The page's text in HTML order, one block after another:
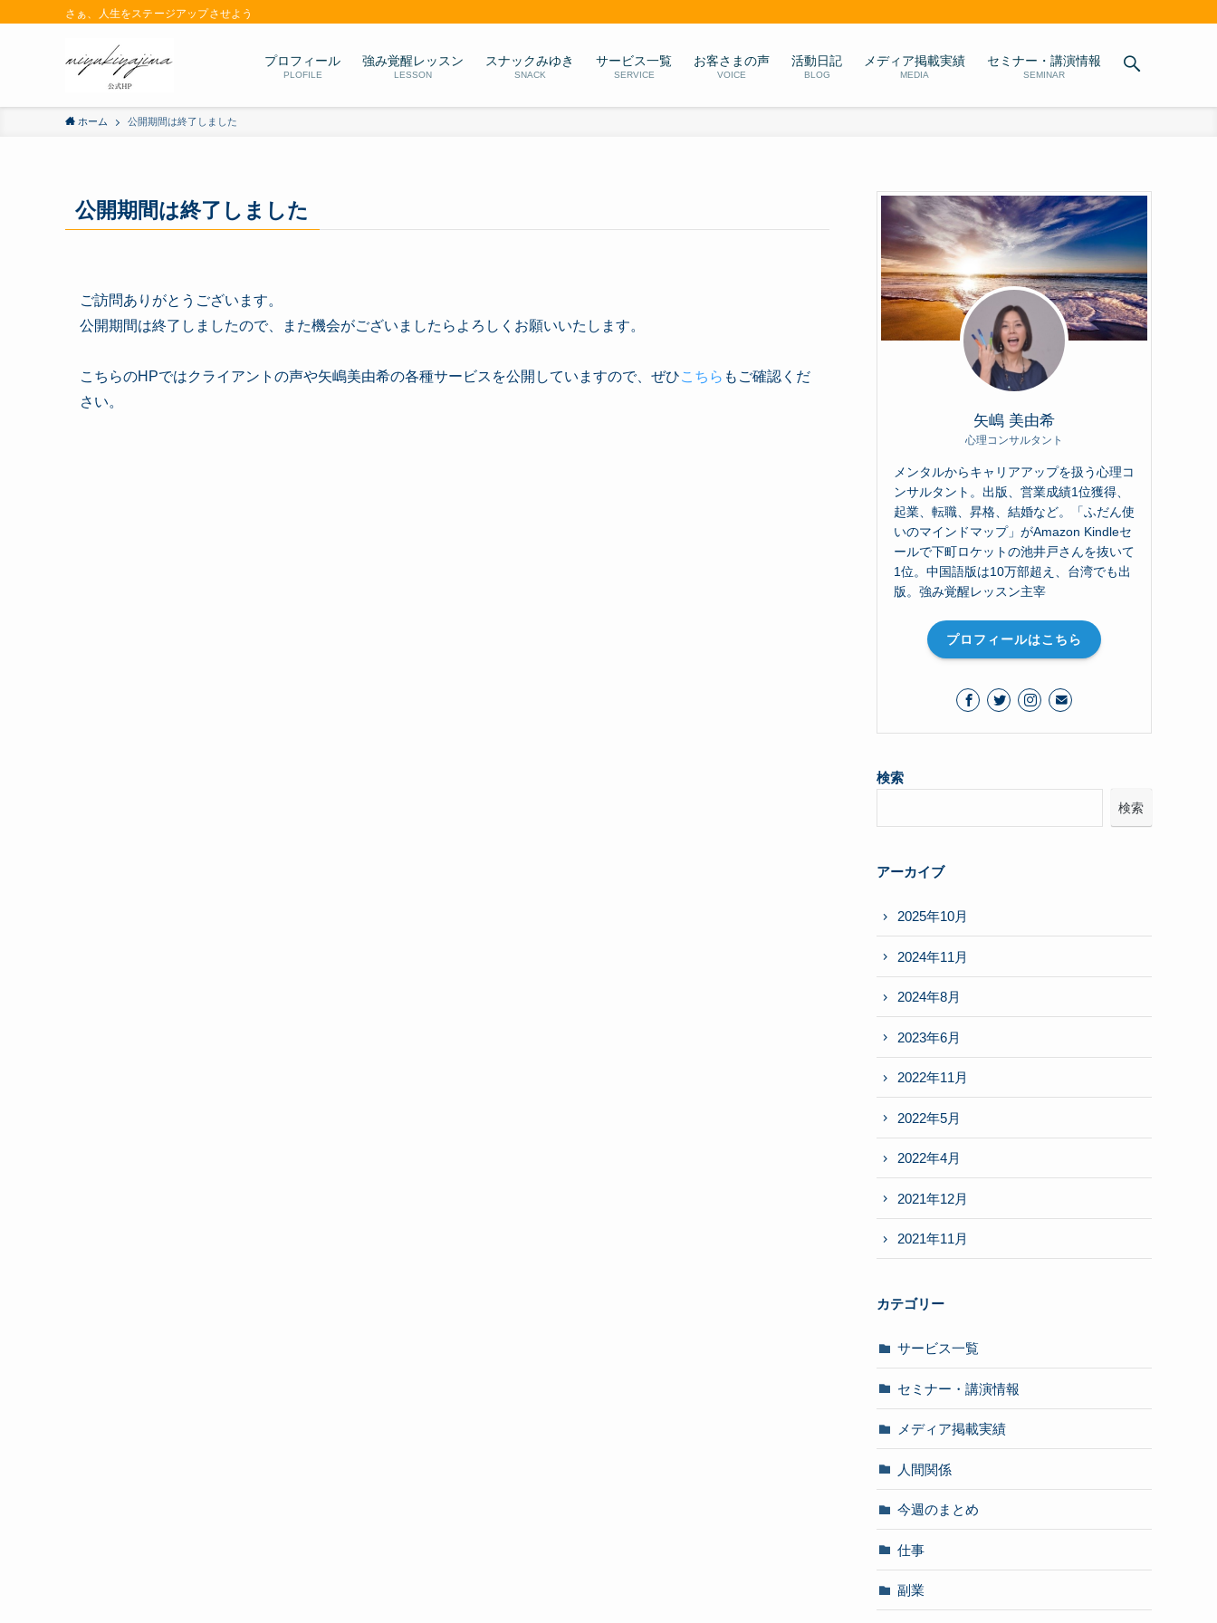
さぁ、人生をステージアップさせよう
プロフィール
PLOFILE
強み覚醒レッスン
LESSON
スナックみゆき
SNACK
サービス一覧
SERVICE
お客さまの声
VOICE
活動日記
BLOG
メディア掲載実績
MEDIA
セミナー・講演情報
SEMINAR
ホーム 公開期間は終了しました
公開期間は終了しました
ご訪問ありがとうございます。
公開期間は終了しましたので、また機会がございましたらよろしくお願いいたします。
こちらのHPではクライアントの声や矢嶋美由希の各種サービスを公開していますので、ぜひこちら もご確認くだ
さい。
矢嶋 美由希
心理コンサルタント
メンタルからキャリアアップを扱う心理コ
ンサルタント。出版、営業成績1位獲得、
起業、転職、昇格、結婚など。「ふだん使
いのマインドマップ」がAmazon Kindleセ
ールで下町ロケットの池井戸さんを抜いて
1位。中国語版は10万部超え、台湾でも出
版。強み覚醒レッスン主宰
プロフィールはこちら
検索
検索
アーカイブ
2025年10月
2024年11月
2024年8月
2023年6月
2022年11月
2022年5月
2022年4月
2021年12月
2021年11月
カテゴリー
サービス一覧
セミナー・講演情報
メディア掲載実績
人間関係
今週のまとめ
仕事
副業